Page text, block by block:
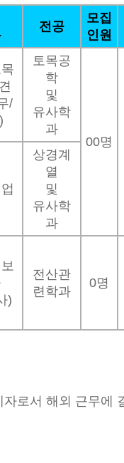
전공
모집
인원
/
토목공
학
및
유사학
과
00명
상경계
열
및
유사학
과
)
전산관
련학과
0명
로서 해외 근무에